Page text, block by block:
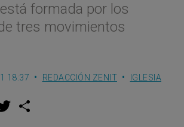
formada por los
tres movimientos
18:37 REDACCIÓN ZENIT
IGLESIA
w